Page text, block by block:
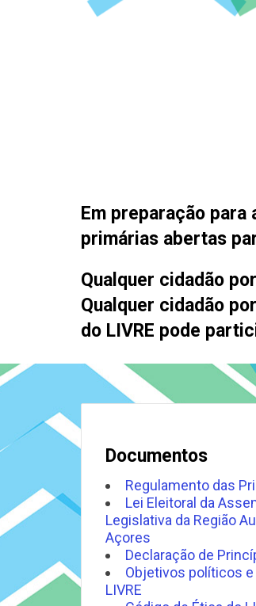
Em preparação
primárias abertas
Qualquer cidadão
Qualquer cidadão
do LIVRE pode
Documentos
Regulamento das
Lei Eleitoral da
Legislativa da Região
Açores
Declaração de
Objetivos políticos
LIVRE